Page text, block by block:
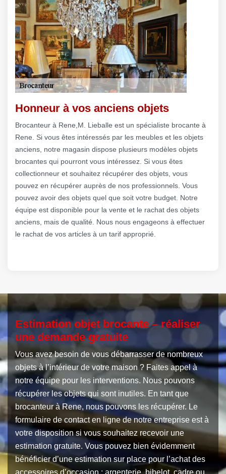
Honneur à vos anciens objets
Brocanteur à Rene,M. Lieballe est un spécialiste brocante à
Rene. Si vous êtes intéressés par les meubles et les objets
anciens, notre magasin dispose plusieurs modèles objets
brocantes qui pourront vous intéressez. Si vous êtes
collectionneur et souhaitez récupérer des objets, vous
pouvez en récupérer auprès de nos professionnels. Vous
pouvez avoir des objets quel que soit votre budget. Notre
équipe est disponible pour la vente et le rachat des objets
anciens, mais de qualité. Nous nous engageons à effectuer
le rachat de vos articles à un tarif approprié.
Estimation objet brocante – réaliser
une demande gratuite
Vous avez besoin de vous débarrasser de nombreux
objets à l’intérieur de votre maison ? Faites appel à
notre équipe pour les interventions. Nous pouvons
récupérer les objets qui sont inutiles. En tant que
brocanteur à Rene, nous pouvons les récupérer. Le
formulaire de contact en ligne de notre entreprise est à
votre disposition si vous souhaitez recevoir une
estimation gratuite. Vous pouvez bien évidemment
bénéficier d’une estimation sur place pour l’achat des
accessoires d’occasion : argenterie, bibelot, cadre ou